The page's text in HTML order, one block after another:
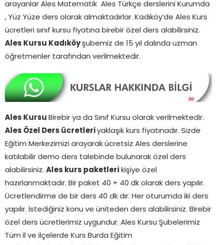
arayanlar Ales Matematik Ales Türkçe derslerini Kurumda
, Yüz Yüze ders olarak almaktadırlar. Kadıköy’de Ales Kurs
ücretleri sınıf kursu fiyatına birebir özel ders alabilirsiniz.
Ales Kursu Kadıköyşubemiz de 15 yıl dalında uzman
öğretmenler tarafından verilmektedir.
Ales Kursu Birebir ya da Sınıf Kursu olarak verilmektedir.
Ales Özel Ders ücretleri yaklaşık kurs fiyatınadır. Sizde
Eğitim Merkezimizi arayarak ücretsiz Ales derslerine
katılabilir demo ders talebinde bulunarak özel ders
alabilirsiniz. Ales kurs paketleri kişiye özel
hazırlanmaktadır. Bir paket 40 + 40 dk olarak ders yapılır.
Ücretlendirme de bir ders 40 dk dır. Her oturumda iki ders
yapılır. İstediğiniz konu ve üniteden ders alabilirsiniz. Birebir
özel ders ücretlerimiz uygundur. Ales Kursu Şubelerimiz
Tüm il ve ilçelerde Kurs Burda Eğitim